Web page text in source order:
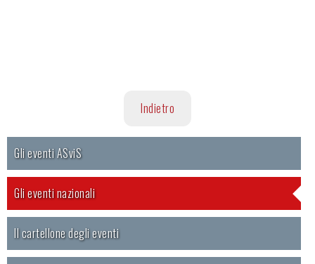
Indietro
Gli eventi ASviS
Gli eventi nazionali
Il cartellone degli eventi